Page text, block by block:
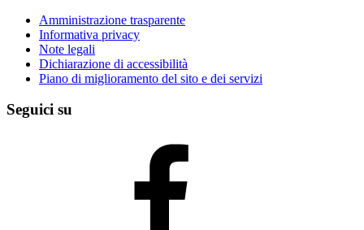
Amministrazione trasparente
Informativa privacy
Note legali
Dichiarazione di accessibilità
Piano di miglioramento del sito e dei servizi
Seguici su